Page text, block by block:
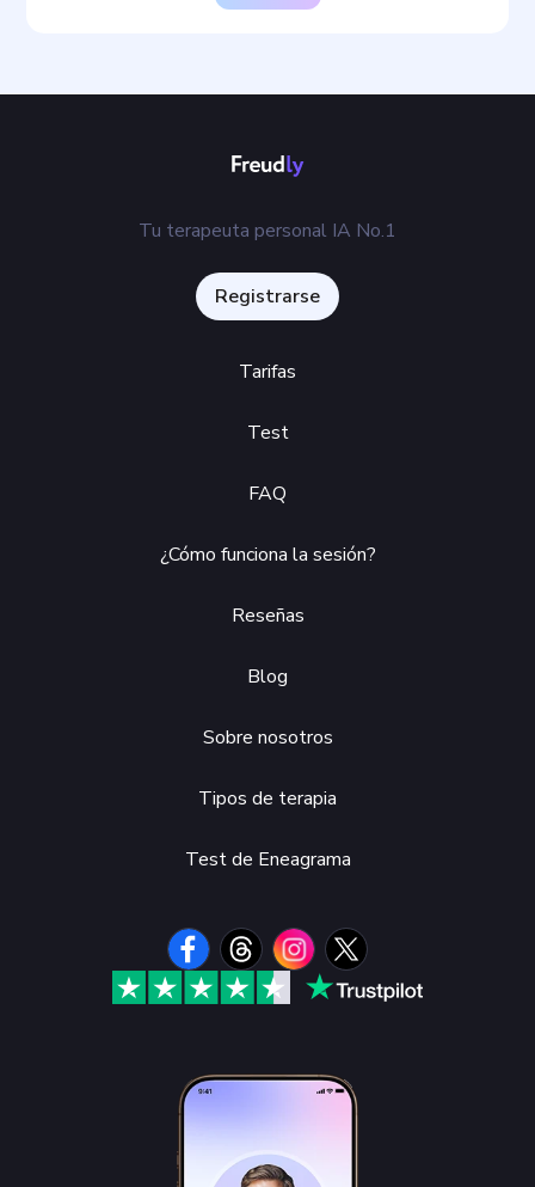
Tu terapeuta personal IA No.1
Registrarse
Tarifas
Test
FAQ
¿Cómo funciona la sesión?
Reseñas
Blog
Sobre nosotros
Tipos de terapia
Test de Eneagrama